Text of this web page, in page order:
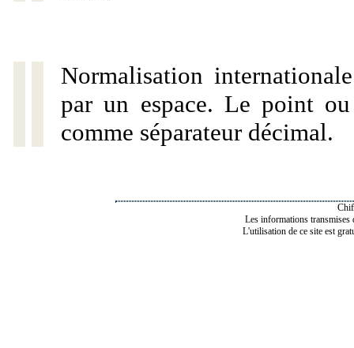
Normalisation
par un espace. Le point
comme séparateur décimal.
Les informations transmises
L'utilisation de ce site est